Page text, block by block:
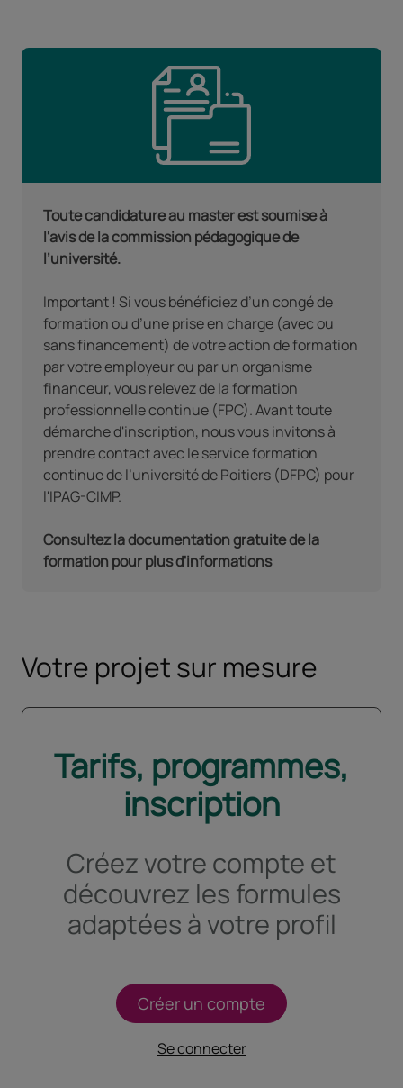
Toute candidature au master est soumise à
l'avis de la commission pédagogique de
l’université.
Important ! Si vous bénéficiez d’un congé de
formation ou d’une prise en charge (avec ou
sans financement) de votre action de formation
par votre employeur ou par un organisme
financeur, vous relevez de la formation
professionnelle continue (FPC). Avant toute
démarche d'inscription, nous vous invitons à
prendre contact avec le service formation
continue de l’université de Poitiers (DFPC) pour
l'IPAG-CIMP.
Consultez la documentation gratuite de la
formation pour plus d'informations
Votre projet sur mesure
Tarifs, programmes,
inscription
Créez votre compte et
découvrez les formules
adaptées à votre profil
Créer un compte
Se connecter